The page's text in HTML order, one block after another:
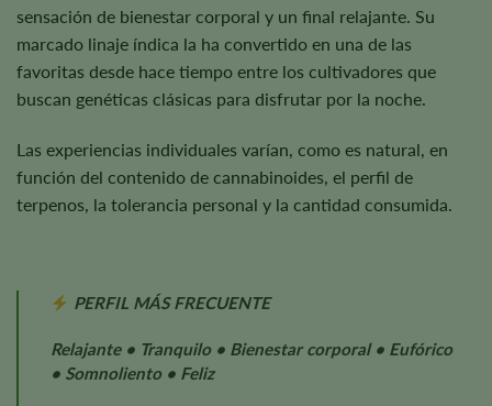
sensación de bienestar corporal y un final relajante. Su
marcado linaje índica la ha convertido en una de las
favoritas desde hace tiempo entre los cultivadores que
buscan genéticas clásicas para disfrutar por la noche.
Las experiencias individuales varían, como es natural, en
función del contenido de cannabinoides, el perfil de
terpenos, la tolerancia personal y la cantidad consumida.
PERFIL MÁS FRECUENTE
Relajante • Tranquilo • Bienestar corporal • Eufórico
• Somnoliento • Feliz